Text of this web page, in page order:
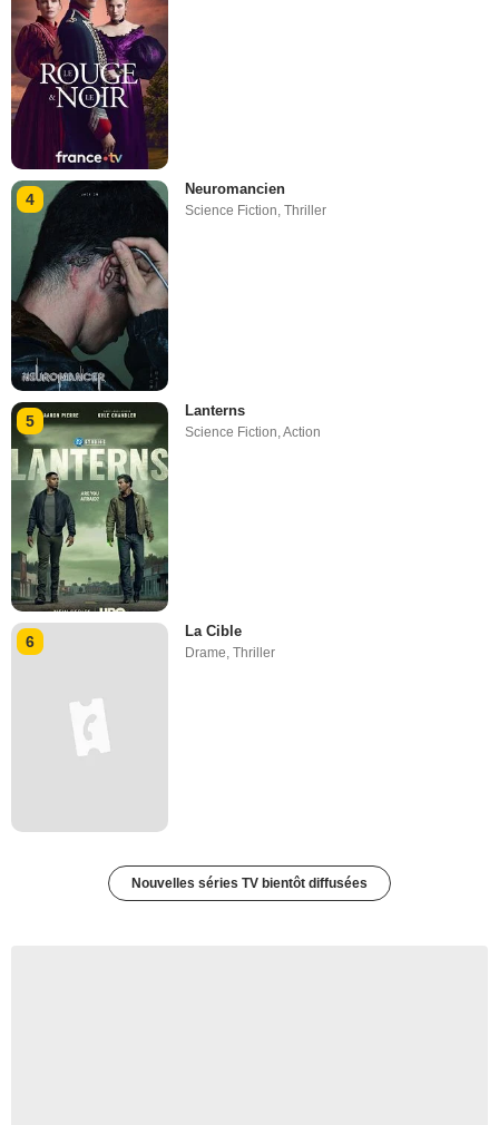
4
Neuromancien
Science Fiction,Thriller
5
Lanterns
Science Fiction ,Action
6
La Cible
Drame,Thriller
Nouvelles séries TV bientôt diffusées